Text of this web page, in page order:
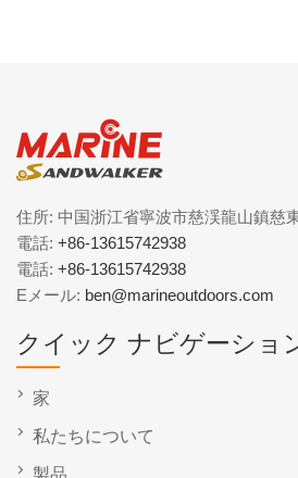
住所: 中国浙江省寧波市慈渓龍山鎮慈
電話: +86-13615742938
電話: +86-13615742938
Eメール: ben@marineoutdoors.com
クイック ナビゲーショ
家
私たちについて